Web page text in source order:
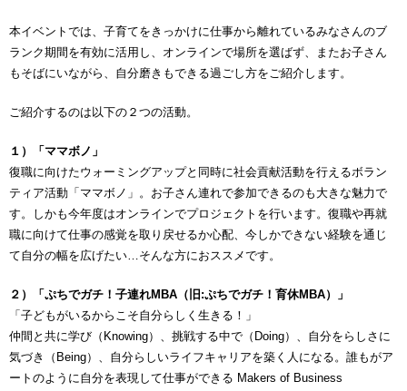
本イベントでは、子育てをきっかけに仕事から離れているみなさんのブ
ランク期間を有効に活用し、オンラインで場所を選ばず、またお子さん
もそばにいながら、自分磨きもできる過ごし方をご紹介します。
ご紹介するのは以下の２つの活動。
１）「ママボノ」
復職に向けたウォーミングアップと同時に社会貢献活動を行えるボラン
ティア活動「ママボノ」。お子さん連れで参加できるのも大きな魅力で
す。しかも今年度はオンラインでプロジェクトを行います。復職や再就
職に向けて仕事の感覚を取り戻せるか心配、今しかできない経験を通じ
て自分の幅を広げたい…そんな方におススメです。
２）「ぷちでガチ！子連れMBA（旧:ぷちでガチ！育休MBA）」
「子どもがいるからこそ自分らしく生きる！」
仲間と共に学び（Knowing）、挑戦する中で（Doing）、自分をらしさに
気づき（Being）、自分らしいライフキャリアを築く人になる。誰もがア
ートのように自分を表現して仕事ができる Makers of Business